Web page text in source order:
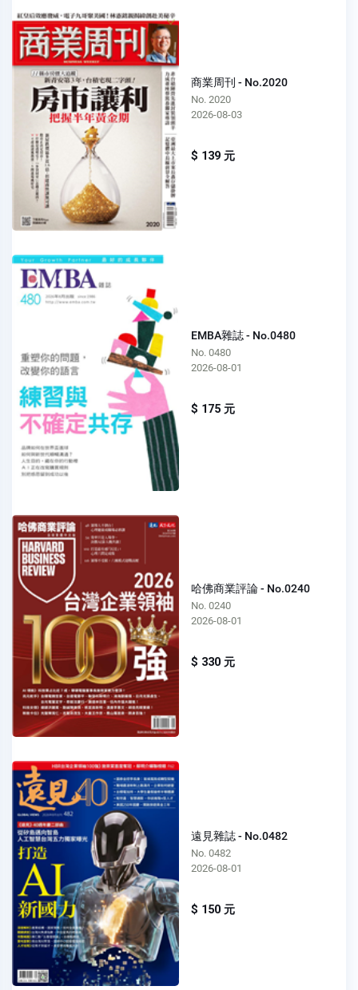
商業周刊 - No.2020
No. 2020
2026-08-03
$ 139 元
EMBA雜誌 - No.0480
No. 0480
2026-08-01
$ 175 元
哈佛商業評論 - No.0240
No. 0240
2026-08-01
$ 330 元
遠見雜誌 - No.0482
No. 0482
2026-08-01
$ 150 元